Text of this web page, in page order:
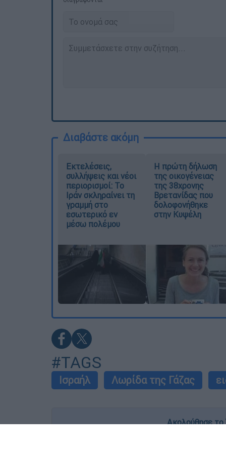
Διαβάστε ακόμη
Εκτελέσεις,
συλλήψεις και νέοι
περιορισμοί: Το
Ιράν σκληραίνει τη
γραμμή στο
εσωτερικό εν
μέσω πολέμου
Η πρώτη δήλωση
της οικογένειας
της 38χρονης
Βρετανίδας που
δολοφονήθηκε
στην Κυψέλη
#TAGS
Ισραήλ Λωρίδα της Γάζας
Ακολούθησε το